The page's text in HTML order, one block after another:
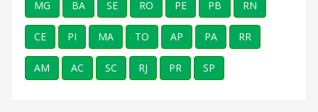
MG BA SE RO PE PB RN
CE PI MA TO AP PA RR
AM AC SC RJ PR SP